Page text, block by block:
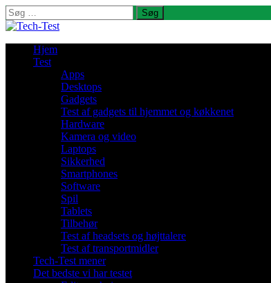
Søg
efter:
Hjem
Test
Apps
Desktops
Gadgets
Test af gadgets til hjemmet og køkkenet
Hardware
Kamera og video
Laptops
Sikkerhed
Smartphones
Software
Spil
Tablets
Tilbehør
Test af headsets og højttalere
Test af transportmidler
Tech-Test mener
Det bedste vi har testet